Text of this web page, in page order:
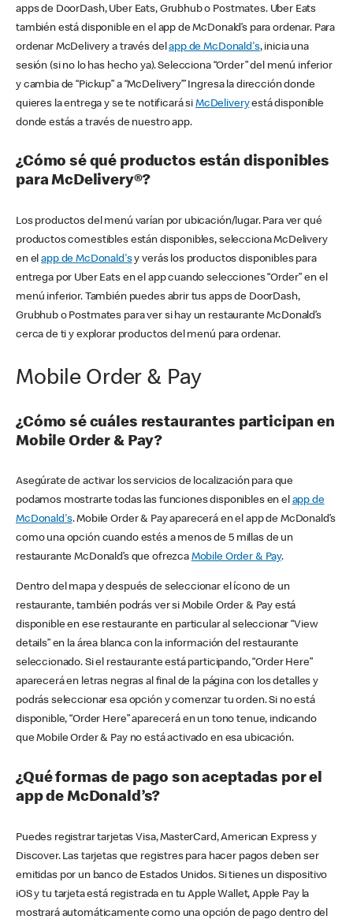
apps de DoorDash, Uber Eats, Grubhub o Postmates. Uber Eats
también está disponible en el app de McDonald’s para ordenar. Para
ordenar McDelivery a través delapp de McDonald's, inicia una
sesión (si no lo has hecho ya). Selecciona “Order” del menú inferior
y cambia de “Pickup” a “McDelivery’” Ingresa la dirección donde
quieres la entrega y se te notificará si McDeliveryestá disponible
donde estás a través de nuestro app.
¿Cómo sé qué productos están disponibles
para McDelivery®?
Los productos del menú varían por ubicación/lugar. Para ver qué
productos comestibles están disponibles, selecciona McDelivery
en elapp de McDonald'sy verás los productos disponibles para
entrega por Uber Eats en el app cuando selecciones “Order” en el
menú inferior. También puedes abrir tus apps de DoorDash,
Grubhub o Postmates para ver si hay un restaurante McDonald’s
cerca de ti y explorar productos del menú para ordenar.
Mobile Order & Pay
¿Cómo sé cuáles restaurantes participan en
Mobile Order & Pay?
Asegúrate de activar los servicios de localización para que
podamos mostrarte todas las funciones disponibles en el app de
McDonald's. Mobile Order & Pay aparecerá en el app de McDonald’s
como una opción cuando estés a menos de 5 millas de un
restaurante McDonald’s que ofrezca Mobile Order & Pay.
Dentro del mapa y después de seleccionar el ícono de un
restaurante, también podrás ver si Mobile Order & Pay está
disponible en ese restaurante en particular al seleccionar “View
details” en la área blanca con la información del restaurante
seleccionado. Si el restaurante está participando, “Order Here”
aparecerá en letras negras al final de la página con los detalles y
podrás seleccionar esa opción y comenzar tu orden. Si no está
disponible, “Order Here” aparecerá en un tono tenue, indicando
que Mobile Order & Pay no está activado en esa ubicación.
¿Qué formas de pago son aceptadas por el
app de McDonald’s?
Puedes registrar tarjetas Visa, MasterCard, American Express y
Discover. Las tarjetas que registres para hacer pagos deben ser
emitidas por un banco de Estados Unidos. Si tienes un dispositivo
iOS y tu tarjeta está registrada en tu Apple Wallet, Apple Pay la
mostrará automáticamente como una opción de pago dentro del